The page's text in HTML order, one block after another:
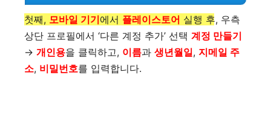
첫째, 모바일 기기에서 플레이스토어 실행 후, 우측
상단 프로필에서 ‘다른 계정 추가’ 선택 계정 만들기
→ 개인용을 클릭하고, 이름과 생년월일, 지메일 주
소, 비밀번호를 입력합니다.